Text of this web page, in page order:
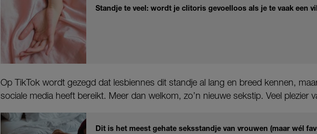
Standje te veel: wordt je clitoris gevoelloos als je te vaak een
Op TikTok wordt gezegd dat lesbiennes dit standje al lang en breed kennen,
sociale media heeft bereikt. Meer dan welkom, zo’n nieuwe sekstip. Veel plezier
Dit is het meest gehate seksstandje van vrouwen (maar wél